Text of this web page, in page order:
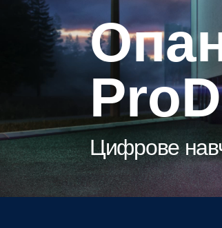
Опануй дорогу з
Цифрове